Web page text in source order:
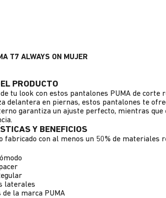
T7 ALWAYS ON MUJER
PRODUCTO
tu look con estos pantalones PUMA de
delantera en piernas, estos pantalones te
garantiza un ajuste perfecto, mientras
Y BENEFICIOS
fabricado con al menos un 50% de materiales
laterales
de la marca PUMA